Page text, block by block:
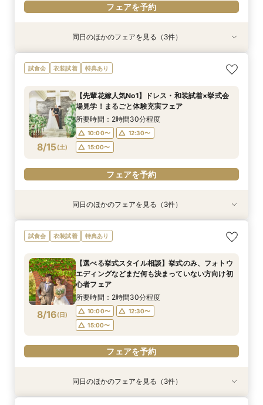
フェアを予約
特典あり
8/14(金)
【札幌近郊での結婚式検討の方向け！】空知エリ
ア ウェディングスタイル相談会♪
10:00〜
12:30〜
15:00〜
フェアを予約
衣装試着 特典あり
8/14(金)
☆マイナビ限定☆こだわりのロケーションフォト
相談会！
10:00〜
12:30〜
15:00〜
フェアを予約
衣装試着 特典あり
8/14(金)
最短1か月で挙式可能！少人数・フォトウェディ
ングをお考えのおふたりにも♡クイックウェディ
所要時間：2時間30分程度
15:00〜
フェアを予約
同日のほかのフェアを見る（3件）
試食会 衣装試着 特典あり
8/15(土)
【先輩花嫁人気No1】ドレス・和装試着×挙式会
場見学！まるごと体験充実フェア
所要時間：2時間30分程度
10:00〜
12:30〜
15:00〜
フェアを予約
衣装試着 特典あり
8/15(土)
【選べる挙式スタイル相談】挙式のみ、フォトウ
エディングなどまだ何も決まっていない方向け初
所要時間：2時間30分程度
10:00〜
15:00〜
フェアを予約
8/15(土)
【初めてでも安心！】ご両家顔合わせ・結納相談
会♪
10:00〜
12:30〜
15:00〜
フェアを予約
衣装試着 特典あり
8/15(土)
【地元婚応援！☆マイナビ特典付き☆】アット
ホームウェディング相談会♪
10:00〜
12:30〜
15:00〜
フェアを予約
同日のほかのフェアを見る（3件）
試食会 衣装試着 特典あり
8/16(日)
【選べる挙式スタイル相談】挙式のみ、フォトウ
エディングなどまだ何も決まっていない方向け初
心者フェア
所要時間：2時間30分程度
10:00〜
12:30〜
15:00〜
フェアを予約
衣装試着 特典あり
衣装試着 特典あり
同日のほかのフェアを見る（3件）